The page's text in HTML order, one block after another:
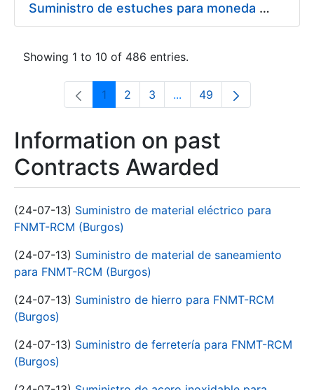
Suministro de estuches para moneda de 30 €
Showing 1 to 10 of 486 entries.
Page
1 Page
2 Page
3 ...Intermediate Pages Use
Page
49
Information on past
Contracts Awarded
(24-07-13) Suministro de material eléctrico para
FNMT-RCM (Burgos)
(24-07-13) Suministro de material de saneamiento
para FNMT-RCM (Burgos)
(24-07-13) Suministro de hierro para FNMT-RCM
(Burgos)
(24-07-13) Suministro de ferretería para FNMT-RCM
(Burgos)